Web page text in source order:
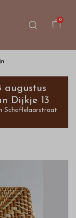
0
augustus
Dijkje 13
Schaffelaarstraat